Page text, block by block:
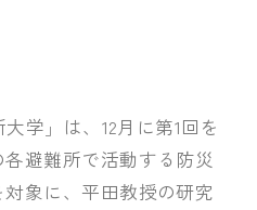
学」は、12月に第1回を
避難所で活動する防災
象に、平田教授の研究